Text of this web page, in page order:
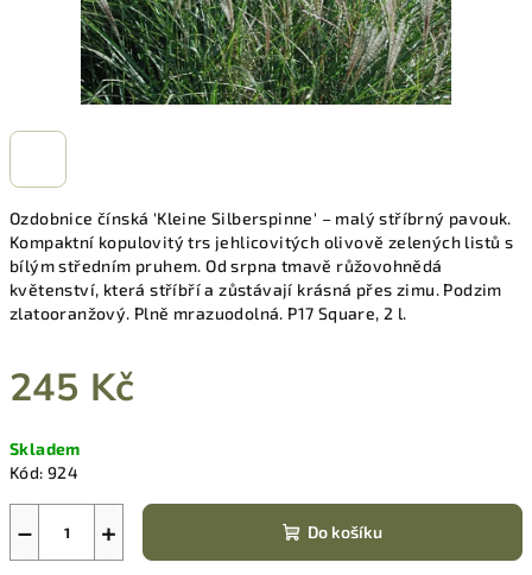
Ozdobnice čínská 'Kleine Silberspinne' – malý stříbrný pavouk.
Kompaktní kopulovitý trs jehlicovitých olivově zelených listů s
bílým středním pruhem. Od srpna tmavě růžovohnědá
květenství, která stříbří a zůstávají krásná přes zimu. Podzim
zlatooranžový. Plně mrazuodolná. P17 Square, 2 l.
245 Kč
cena:
Skladem
Kód: 924
+
− Do košíku